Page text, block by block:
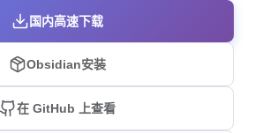
国内高速下载
Obsidian安装
在 GitHub 上查看